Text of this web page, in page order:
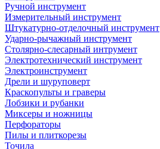
Ручной инструмент
Измерительный инструмент
Штукатурно-отделочный инструмент
Ударно-рычажный инструмент
Столярно-слесарный интрумент
Электротехнический инструмент
Электроинструмент
Дрели и шуруповерт
Краскопульты и граверы
Лобзики и рубанки
Миксеры и ножницы
Перфораторы
Пилы и плиткорезы
Точила